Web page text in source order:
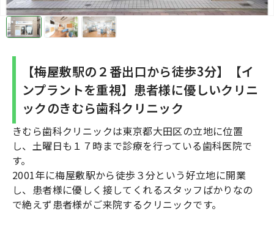
【梅屋敷駅の２番出口から徒歩3分】【イ
ンプラントを重視】患者様に優しいクリニ
ックのきむら歯科クリニック
きむら歯科クリニックは東京都大田区の立地に位置
し、土曜日も１７時まで診療を行っている歯科医院で
す。
2001年に梅屋敷駅から徒歩３分という好立地に開業
し、患者様に優しく接してくれるスタッフばかりなの
で絶えず患者様がご来院するクリニックです。